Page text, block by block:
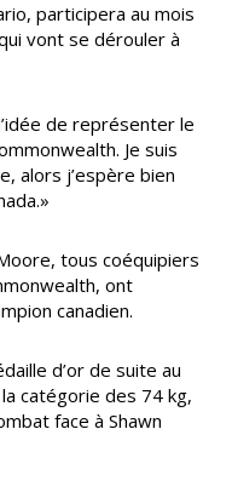
participera au mois
vont se dérouler à
de représenter le
Je suis
alors j’espère bien
tous coéquipiers
ont
canadien.
d’or de suite au
catégorie des 74 kg,
face à Shawn